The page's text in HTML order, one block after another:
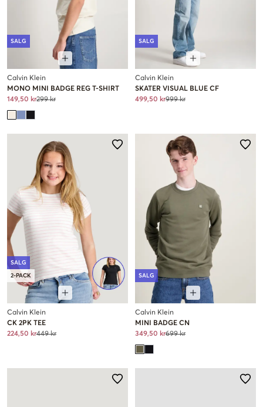
SALG
Calvin Klein
MONO MINI BADGE REG T-SHIRT
149,50 kr299 kr
SALG
Calvin Klein
SKATER VISUAL BLUE CF
499,50 kr999 kr
SALG
2-PACK
Calvin Klein
CK 2PK TEE
224,50 kr449 kr
SALG
Calvin Klein
MINI BADGE CN
349,50 kr699 kr